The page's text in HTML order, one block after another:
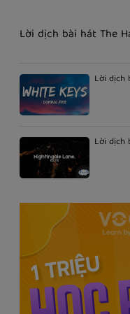
Lời dịch bài hát The
Lời dịch
Lời dịch